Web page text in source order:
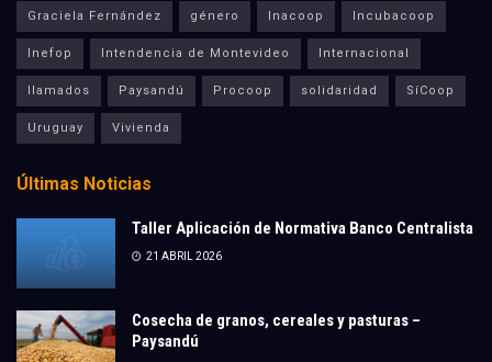
Graciela Fernández género Inacoop Incubacoop
Inefop Intendencia de Montevideo Internacional
llamados Paysandú Procoop solidaridad SíCoop
Uruguay Vivienda
Últimas Noticias
Taller Aplicación de Normativa Banco Centralista
21 ABRIL 2026
Cosecha de granos, cereales y pasturas –
Paysandú